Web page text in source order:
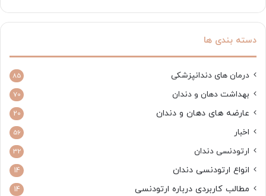
دسته بندی ها
درمان های دندانپزشکی 85
بهداشت دهان و دندان 70
عارضه های دهان و دندان 20
اخبار 56
ارتودنسی دندان 32
انواع ارتودنسی دندان 14
مطالب کاربردی درباره ارتودنسی 14